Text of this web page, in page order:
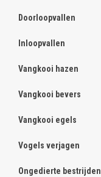
Doorloopvallen
Inloopvallen
Vangkooi hazen
Vangkooi bevers
Vangkooi egels
Vogels verjagen
Ongedierte bestrijden
ghost
ghost
ghost
ghost
ghost
ghost
ghost